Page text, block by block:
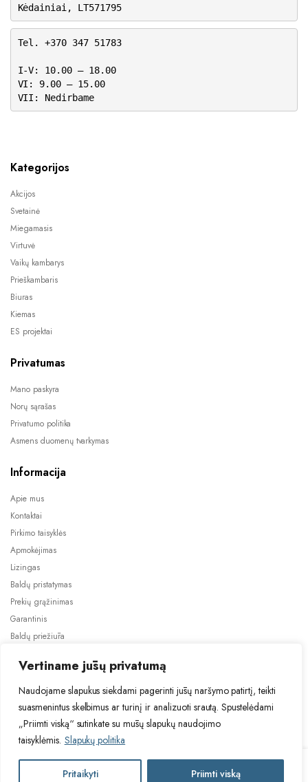
Vertiname jūsų privatumą
Naudojame slapukus siekdami pagerinti jūsų naršymo patirtį, teikti
suasmenintus skelbimus ar turinį ir analizuoti srautą. Spustelėdami
„Priimti viską“ sutinkate su mūsų slapukų naudojimo
taisyklėmis. Slapukų politika
Pritaikyti Priimti viskąĮ krepšelį
Kėdainiai, LT571795
Tel. +370 347 51783
I-V: 10.00 – 18.00
VI: 9.00 – 15.00
VII: Nedirbame
Kategorijos
Akcijos
Svetainė
Miegamasis
Virtuvė
Vaikų kambarys
Prieškambaris
Biuras
Kiemas
ES projektai
Privatumas
Mano paskyra
Norų sąrašas
Privatumo politika
Asmens duomenų tvarkymas
Informacija
Apie mus
Kontaktai
Pirkimo taisyklės
Apmokėjimas
Lizingas
Baldų pristatymas
Prekių grąžinimas
Garantinis
Baldų priežiūra
2024 © Visos teisės saugomos. Be TauBaldai.lt sutikimo draudžiama
Asmens duomenų tvarkymas